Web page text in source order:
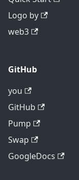
Logo by
web3
GitHub
you
GitHub
Pump
Swap
GoogleDocs